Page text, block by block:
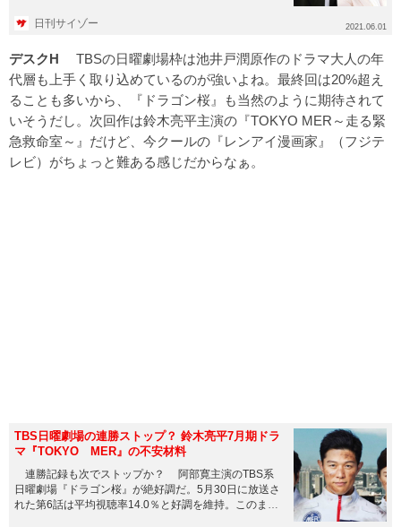
日刊サイゾー 2021.06.01
デスクH TBSの日曜劇場枠は池井戸潤原作のドラマ大人の年
代層も上手く取り込めているのが強いよね。最終回は20%超え
ることも多いから、『ドラゴン桜』も当然のように期待されて
いそうだし。次回作は鈴木亮平主演の『TOKYO MER～走る緊
急救命室～』だけど、今クールの『レンアイ漫画家』（フジテ
レビ）がちょっと難ある感じだからなぁ。
TBS日曜劇場の連勝ストップ？ 鈴木亮平7月期ドラ
マ『TOKYO MER』の不安材料
連勝記録も次でストップか？ 阿部寛主演のTBS系
日曜劇場『ドラゴン桜』が絶好調だ。5月30日に放送さ
れた第6話は平均視聴率14.0％と好調を維持。このまま